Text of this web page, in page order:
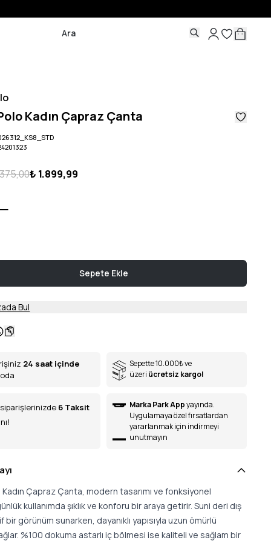
Kadın Çapraz Çanta
₺ 1.899,99
Sepete Ekle
Bul
24 saat içinde
Sepette 10.000₺ve
üzeri ücretsiz kargo!
6 Taksit
Marka Park Appyayında.
Uygulamaya özel fırsatlardan
yararlanmak için indirmeyi
unutmayın
Kadın Çapraz Çanta, modern tasarımı ve fonksiyonel
kullanımda şıklık ve konforu bir araya getirir. Suni deri dış
bir görünüm sunarken, dayanıklı yapısıyla uzun ömürlü
%100 dokuma astarlı iç bölmesi ise kaliteli ve sağlam bir